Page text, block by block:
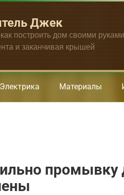
Джек
построить дом своими
и заканчивая крышей
Электрика Материалы
промывку